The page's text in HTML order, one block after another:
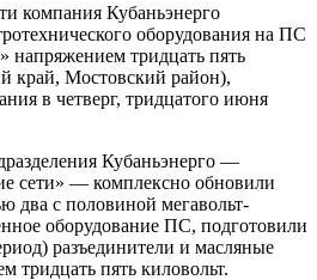
компания Кубаньэнерго
оборудования на ПС
напряжением тридцать пять
край, Мостовский район),
в четверг, тридцатого июня
Кубаньэнерго —
сети» — комплексно обновили
два с половиной мегавольт-
оборудование ПС, подготовили
разъединители и масляные
тридцать пять киловольт.